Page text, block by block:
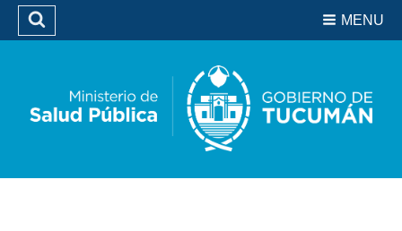
Biblioteca
MENU
Buscar